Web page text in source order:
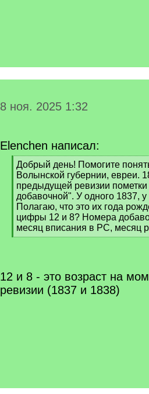
8 ноя. 2025 1:32
Elenchen написал:
[
q
]
Добрый день! Помогите
Волынской губернии, евреи.
предыдущей ревизии пометки
добавочной". У одного 1837, у
Полагаю, что это их года
цифры 12 и 8? Номера
месяц вписания в РС, месяц
[
12 и 8 - это возраст на
ревизии (1837 и 1838)